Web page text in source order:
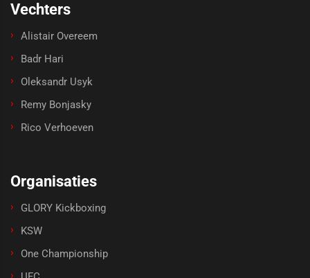
Vechters
Alistair Overeem
Badr Hari
Oleksandr Usyk
Remy Bonjasky
Rico Verhoeven
Organisaties
GLORY Kickboxing
KSW
One Championship